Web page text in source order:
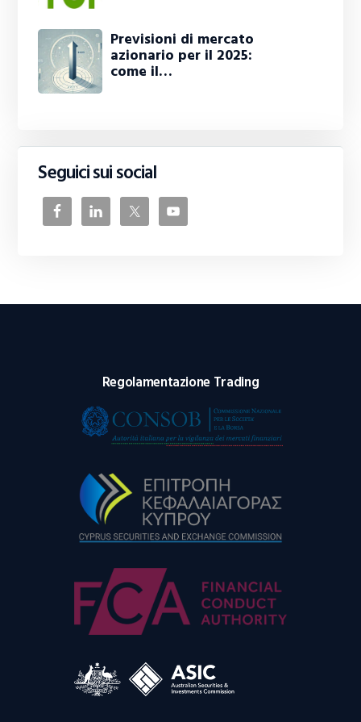
Previsioni di mercato
azionario per il 2025:
come il…
Seguici sui social
Regolamentazione Trading